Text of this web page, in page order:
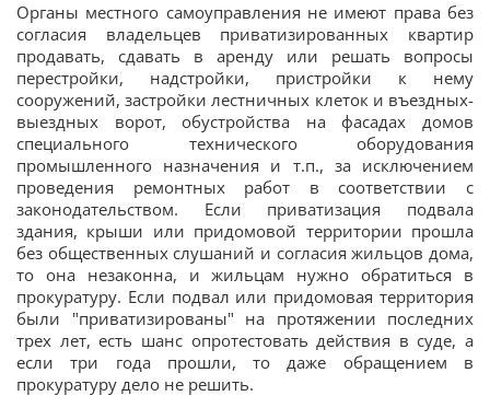
Органы местного самоуправления не имеют права без
согласия владельцев приватизированных квартир
продавать, сдавать в аренду или решать вопросы
перестройки, надстройки, пристройки к нему
сооружений, застройки лестничных клеток и въездных-
выездных ворот, обустройства на фасадах домов
специального технического оборудования
промышленного назначения и т.п., за исключением
проведения ремонтных работ в соответствии с
законодательством. Если приватизация подвала
здания, крыши или придомовой территории прошла
без общественных слушаний и согласия жильцов дома,
то она незаконна, и жильцам нужно обратиться в
прокуратуру. Если подвал или придомовая территория
были "приватизированы" на протяжении последних
трех лет, есть шанс опротестовать действия в суде, а
если три года прошли, то даже обращением в
прокуратуру дело не решить.